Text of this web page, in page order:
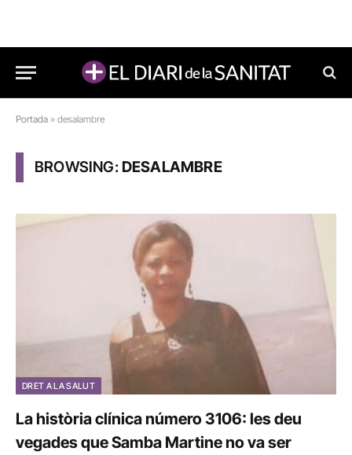
Portada » desalambre
BROWSING:DESALAMBRE
DRET A LA SALUT
La història clínica número 3106: les deu
vegades que Samba Martine no va ser